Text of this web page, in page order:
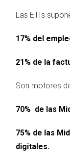
Las ETIs
17% del
21% de la
Son motores
70% de las
75% de las
digitales.